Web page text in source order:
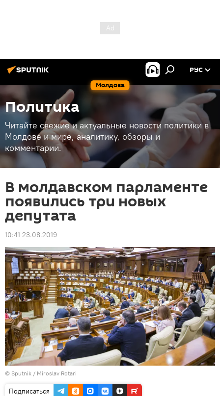
Молдова
РУС
Политика
Читайте свежие и актуальные новости политики в
Молдове и мире, аналитику, обзоры и
комментарии.
В молдавском парламенте
появились три новых
депутата
10:41 23.08.2019
© Sputnik / Miroslav Rotari
Подписаться